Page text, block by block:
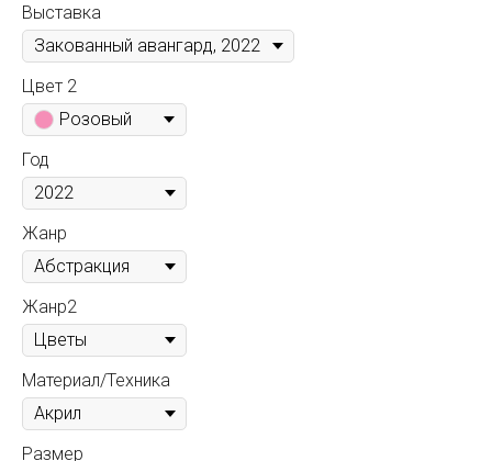
Выставка
Цвет 2
Розовый
Год
Жанр
Жанр2
Материал/Техника
Размер